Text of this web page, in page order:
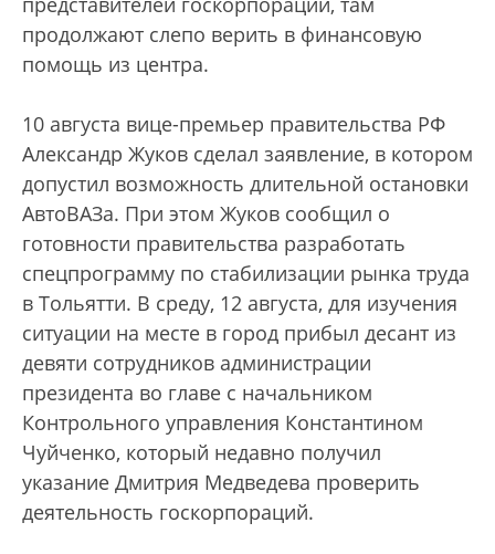
продолжают слепо верить в финансовую
помощь из центра.
10 августа вице-премьер правительства РФ
Александр Жуков сделал заявление, в котором
допустил возможность длительной остановки
АвтоВАЗа. При этом Жуков сообщил о
готовности правительства разработать
спецпрограмму по стабилизации рынка труда
в Тольятти. В среду, 12 августа, для изучения
ситуации на месте в город прибыл десант из
девяти сотрудников админист­рации
президента во главе с начальником
Контрольного управления Константином
Чуйченко, который недавно получил
указание Дмитрия Медведева проверить
деятельность госкорпораций.